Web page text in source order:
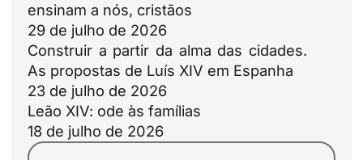
ensinam a nós, cristãos
29 de julho de 2026
Construir a partir da alma das cidades.
As propostas de Luís XIV em Espanha
23 de julho de 2026
Leão XIV: ode às famílias
18 de julho de 2026